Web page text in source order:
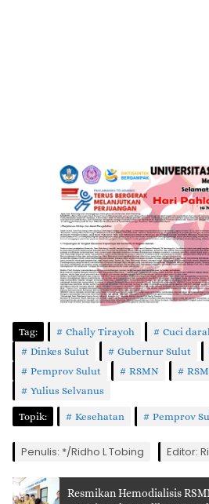
Tag: Chally Tirayoh
Cuci
Dinkes Sulut
Gubernur Sulut
Pemprov Sulut
RSMN
Yulius Selvanus
Topik: Kesehatan Pemprov
Penulis: */Ridho L Tobing Editor:
Resmikan Hemodialisis